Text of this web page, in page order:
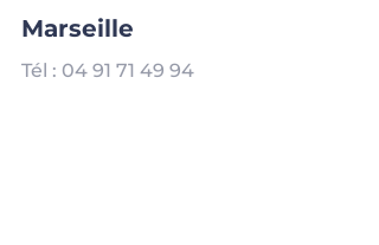
Marseille
Tél : 04 91 71 49 94